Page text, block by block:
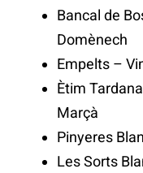
Bancal de
Domènech
Empelts –
Ètim
Marçà
Pinyeres
Les Sorts